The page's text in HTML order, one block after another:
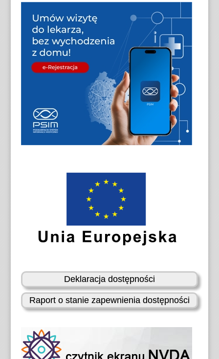
Deklaracja dostępności
Raport o stanie zapewnienia dostępności